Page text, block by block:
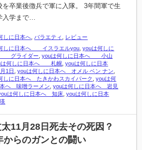
を卒業後徴兵で軍に入隊。 3年間軍で生
入学まで…
しに日本へ バラエティ
レビュー
しに日本へ イスラエルyou ,youは何しに
グライダー ,youは何しに日本へ 小山
は何しに日本へ 札幌 ,youは何しに日本
1日
,youは何しに日本へ オメル ベン ナン
しに日本へ たきかわスカイパーク
,youは何
本へ 味噌ラーメン ,youは何しに日本へ 岩見
は何しに日本へ 知床 ,youは何しに日本
11月28日死去その死因？
からのガンとの闘い